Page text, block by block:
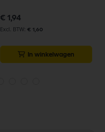
€ 1,94
€ 1,60
In winkelwagen